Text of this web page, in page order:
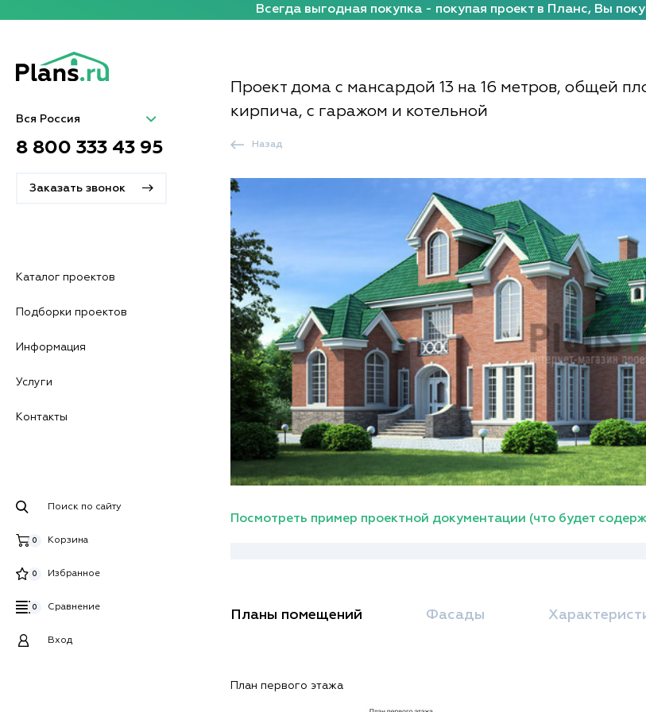
Всегда выгодная покупка - покупая проект в Планс, Вы
Вся Россия
8 800 333 43 95
Заказать звонок
Каталог проектов
Подборки проектов
Информация
Услуги
Контакты
Поиск по сайту
Корзина
0
Избранное
0
Сравнение
0
Вход
Проект дома с мансардой 13 на 16 метров, общей
кирпича, с гаражом и котельной
Назад
Посмотреть пример проектной документации (что будет
Планы помещений Фасады
План первого этажа